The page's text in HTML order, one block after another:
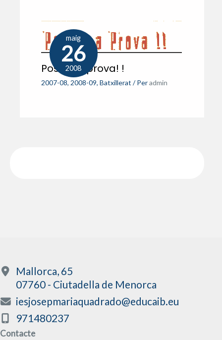
maig
26
2008
Posa’ t a prova! !
2007-08, 2008-09, Batxillerat / Per admin
Mallorca, 65
07760 - Ciutadella de Menorca
iesjosepmariaquadrado@educaib.eu
971480237
Contacte